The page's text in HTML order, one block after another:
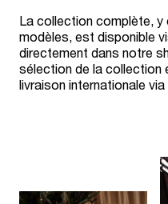
La collection complète, y
modèles, est disponible
directement dans notre
sélection de la collection
livraison internationale via